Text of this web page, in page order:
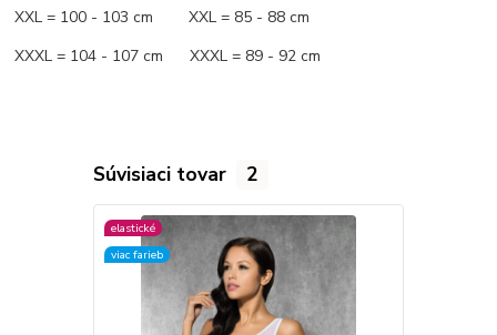
XXL = 100 - 103 cm XXL = 85 - 88 cm
XXXL = 104 - 107 cm XXXL = 89 - 92 cm
Súvisiaci tovar 2
elastické
viac farieb